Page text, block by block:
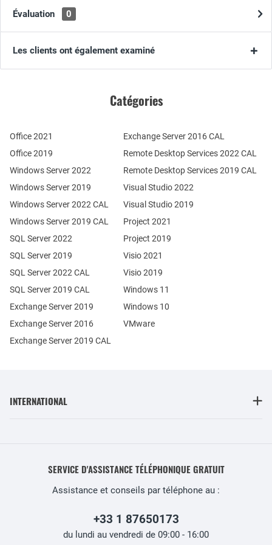
Évaluation 0
Les clients ont également examiné
Catégories
Office 2021
Office 2019
Windows Server 2022
Windows Server 2019
Exchange Server 2019
Exchange Server 2016
SQL Server 2022
SQL Server 2019
Windows Server 2022 CAL
Windows Server 2019 CAL
SQL Server 2022 CAL
SQL Server 2019 CAL
Remote Desktop Services 2022 CAL
Remote Desktop Services 2019 CAL
Exchange Server 2019 CAL
Exchange Server 2016 CAL
Visual Studio 2022
Visual Studio 2019
Project 2021
Project 2019
Visio 2021
Visio 2019
Windows 11
Windows 10
VMware
INTERNATIONAL
SERVICE D'ASSISTANCE TÉLÉPHONIQUE GRATUIT
Assistance et conseils par téléphone au :
+33 1 87650173
du lundi au vendredi de 09:00 - 16:00